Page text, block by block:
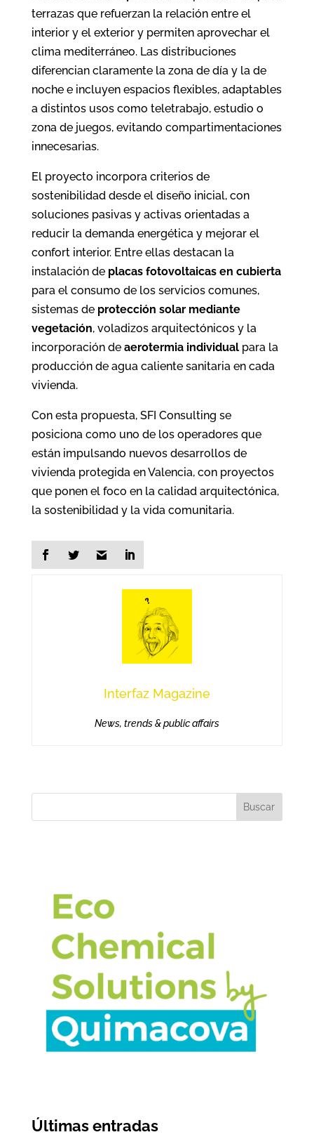
terrazas que refuerzan la relación entre el
interior y el exterior y permiten aprovechar el
clima mediterráneo. Las distribuciones
diferencian claramente la zona de día y la de
noche e incluyen espacios flexibles, adaptables
a distintos usos como teletrabajo, estudio o
zona de juegos, evitando compartimentaciones
innecesarias.
El proyecto incorpora criterios de
sostenibilidad desde el diseño inicial, con
soluciones pasivas y activas orientadas a
reducir la demanda energética y mejorar el
confort interior. Entre ellas destacan la
instalación de placas fotovoltaicas en cubierta
para el consumo de los servicios comunes,
sistemas de protección solar mediante
vegetación, voladizos arquitectónicos y la
incorporación de aerotermia individualpara la
producción de agua caliente sanitaria en cada
vivienda.
Con esta propuesta, SFI Consulting se
posiciona como uno de los operadores que
están impulsando nuevos desarrollos de
vivienda protegida en Valencia, con proyectos
que ponen el foco en la calidad arquitectónica,
la sostenibilidad y la vida comunitaria.
Interfaz Magazine
News, trends & public affairs
Buscar
Últimas entradas